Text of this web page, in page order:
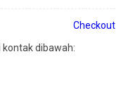
Checkout
dibawah: